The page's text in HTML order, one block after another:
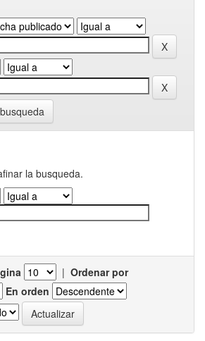
la busqueda.
| Ordenar por
En orden